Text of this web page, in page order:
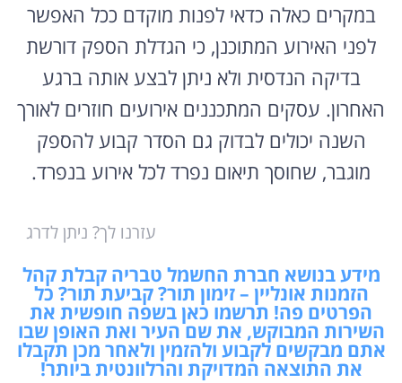
במקרים כאלה כדאי לפנות מוקדם ככל האפשר
לפני האירוע המתוכנן, כי הגדלת הספק דורשת
בדיקה הנדסית ולא ניתן לבצע אותה ברגע
האחרון. עסקים המתכננים אירועים חוזרים לאורך
השנה יכולים לבדוק גם הסדר קבוע להספק
מוגבר, שחוסך תיאום נפרד לכל אירוע בנפרד.
עזרנו לך? ניתן לדרג
מידע בנושא חברת החשמל טבריה קבלת קהל
הזמנות אונליין – זימון תור? קביעת תור? כל
הפרטים פה! תרשמו כאן בשפה חופשית את
השירות המבוקש, את שם העיר ואת האופן שבו
אתם מבקשים לקבוע ולהזמין ולאחר מכן תקבלו
את התוצאה המדויקת והרלוונטית ביותר!